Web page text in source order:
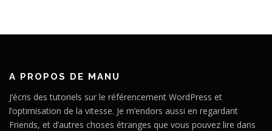
A PROPOS DE MANU
J’écris des tutoriels sur le référencement WordPress et
l’optimisation de la vitesse. Je m’endors aussi en regardant
Friends, et d’autres choses étranges que vous pouvez lire dans